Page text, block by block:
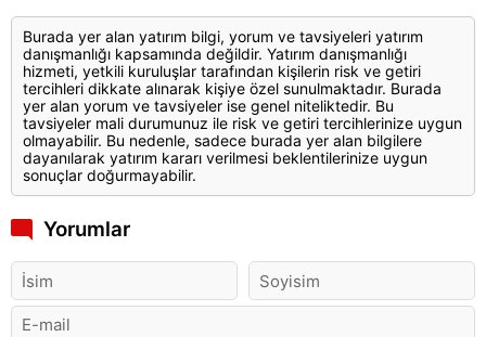
Burada yer alan yatırım bilgi, yorum ve tavsiyeleri yatırım
danışmanlığı kapsamında değildir. Yatırım danışmanlığı
hizmeti, yetkili kuruluşlar tarafından kişilerin risk ve getiri
tercihleri dikkate alınarak kişiye özel sunulmaktadır. Burada
yer alan yorum ve tavsiyeler ise genel niteliktedir. Bu
tavsiyeler mali durumunuz ile risk ve getiri tercihlerinize uygun
olmayabilir. Bu nedenle, sadece burada yer alan bilgilere
dayanılarak yatırım kararı verilmesi beklentilerinize uygun
sonuçlar doğurmayabilir.
Yorumlar